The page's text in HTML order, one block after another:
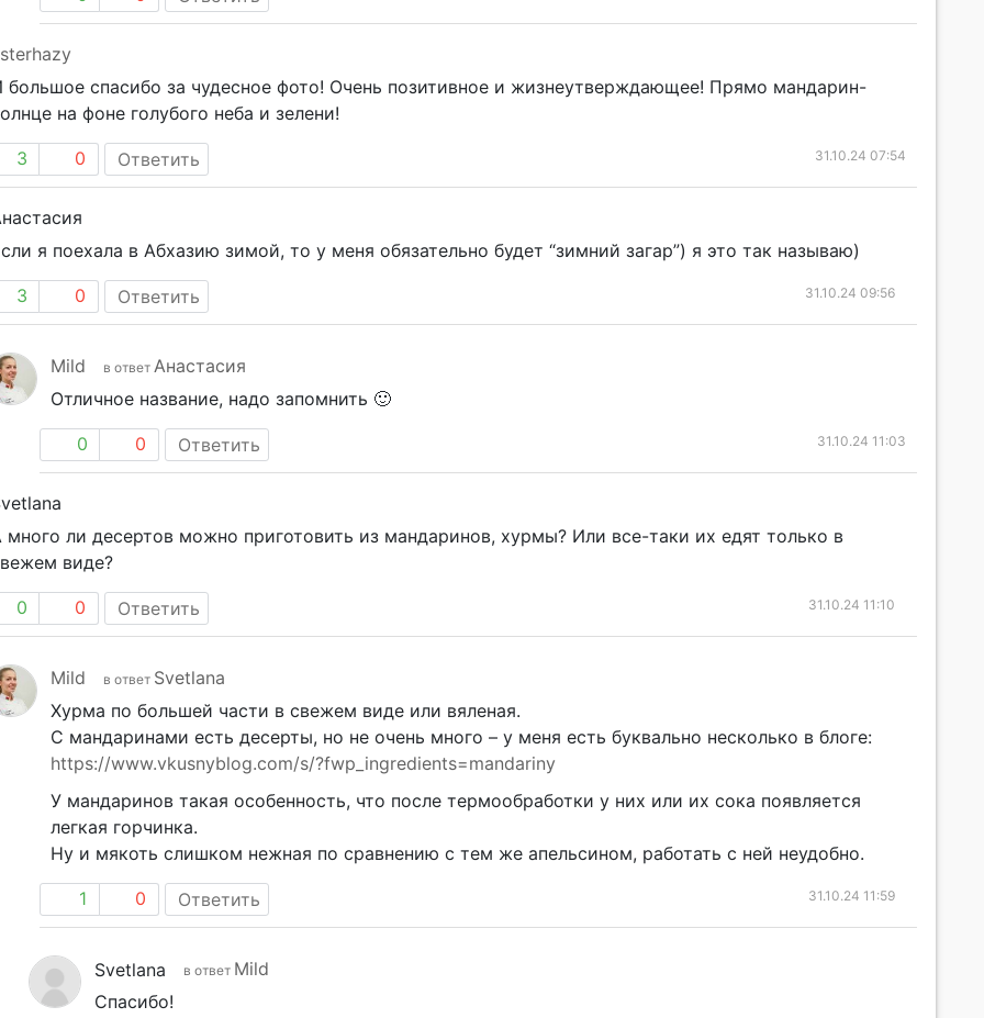
большое спасибо за чудесное фото! Очень позитивное и жизнеутверждающее! Прямо мандарин-
на фоне голубого неба и зелени!
3 0 Ответить 31.10.24 07:54
я поехала в Абхазию зимой, то у меня обязательно будет “зимний загар”) я это так называю)
3 0 Ответить 31.10.24 09:56
Mild в ответ Анастасия
Отличное название, надо запомнить 🙂
0 0 Ответить 31.10.24 11:03
много ли десертов можно приготовить из мандаринов, хурмы? Или все-таки их едят только в
виде?
0 0 Ответить 31.10.24 11:10
Mild в ответ Svetlana
Хурма по большей части в свежем виде или вяленая.
С мандаринами есть десерты, но не очень много – у меня есть буквально несколько в блоге:
https://www.vkusnyblog.com/s/?fwp_ingredients=mandariny
У мандаринов такая особенность, что после термообработки у них или их сока появляется
легкая горчинка.
Ну и мякоть слишком нежная по сравнению с тем же апельсином, работать с ней неудобно.
1 0 Ответить 31.10.24 11:59
Svetlana в ответ Mild
Спасибо!